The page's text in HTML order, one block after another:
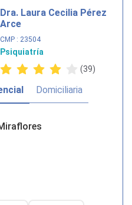
Dra. Laura Cecilia Pérez
Arce
CMP : 23504
Psiquiatría
(39)
Domiciliaria